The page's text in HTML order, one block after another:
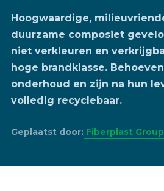
Hoogwaardige,
duurzame composiet
niet verkleuren en
hoge brandklasse.
onderhoud en zijn na hun
volledig recyclebaar.
Geplaatst door: Fiberplast Group